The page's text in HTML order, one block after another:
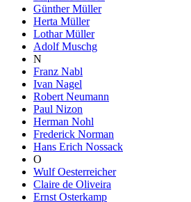
Günther Müller
Herta Müller
Lothar Müller
Adolf Muschg
N
Franz Nabl
Ivan Nagel
Robert Neumann
Paul Nizon
Herman Nohl
Frederick Norman
Hans Erich Nossack
O
Wulf Oesterreicher
Claire de Oliveira
Ernst Osterkamp